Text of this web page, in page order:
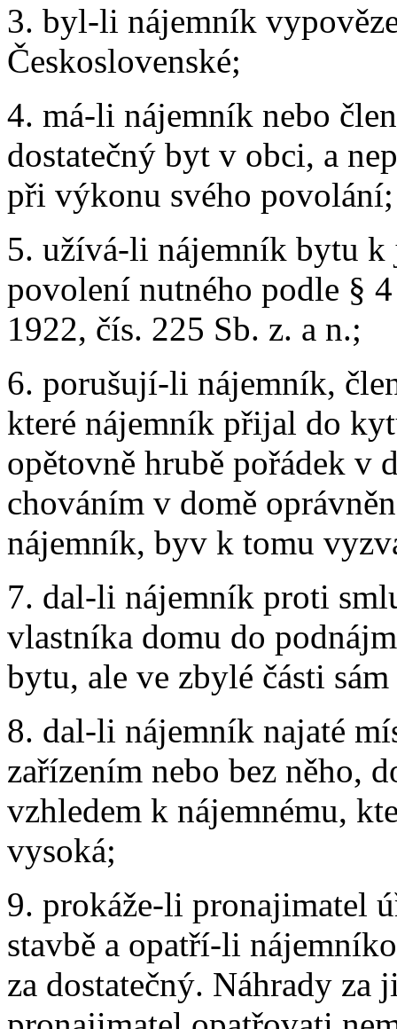
3. byl-li nájemník
Československé;
4. má-li nájemník nebo
dostatečný byt v obci, a
při výkonu svého povolání;
5. užívá-li nájemník bytu
povolení nutného podle §
1922, čís. 225 Sb. z. a n.;
6. porušují-li nájemník,
které nájemník přijal do
opětovně hrubě pořádek v
chováním v domě
nájemník, byv k tomu
7. dal-li nájemník proti
vlastníka domu do
bytu, ale ve zbylé části
8. dal-li nájemník najaté
zařízením nebo bez něho,
vzhledem k nájemnému,
vysoká;
9. prokáže-li pronajimatel
stavbě a opatří-li
za dostatečný. Náhrady